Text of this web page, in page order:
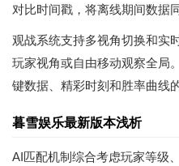
对比时间戳，将离线期间数据
观战系统支持多视角切换和实
玩家视角或自由移动观察全局
键数据、精彩时刻和胜率曲线
暮雪娱乐最新版本浅析
AI匹配机制综合考虑玩家等级